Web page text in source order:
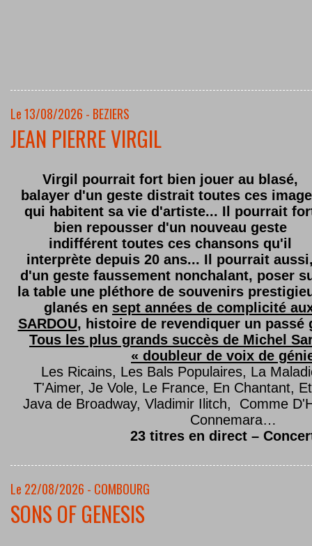
Le 13/08/2026 - BEZIERS
JEAN PIERRE VIRGIL
Virgil pourrait fort bien jouer au blasé,
balayer d'un geste distrait toutes ces
qui habitent sa vie d'artiste... Il pourrait
bien repousser d'un nouveau geste
indifférent toutes ces chansons qu'il
interprète depuis 20 ans... Il pourrait
d'un geste faussement nonchalant, poser
la table une pléthore de souvenirs
glanés en sept années de complicité
SARDOU, histoire de revendiquer un passé
Tous les plus grands succès de Michel
« doubleur de voix de
Les Ricains, Les Bals Populaires, La
T'Aimer, Je Vole, Le France, En Chantant,
Java de Broadway, Vladimir Ilitch, Comme
Connemara…
23 titres en direct –
Le 22/08/2026 - COMBOURG
SONS OF GENESIS